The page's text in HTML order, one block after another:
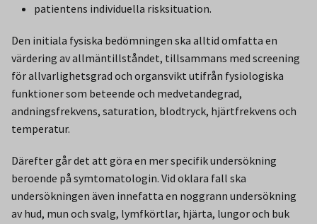
patientens individuella risksituation.
Den initiala fysiska bedömningen ska alltid omfatta en
värdering av allmäntillståndet, tillsammans med screening
för allvarlighetsgrad och organsvikt utifrån fysiologiska
funktioner som beteende och medvetandegrad,
andningsfrekvens, saturation, blodtryck, hjärtfrekvens och
temperatur.
Därefter går det att göra en mer specifik undersökning
beroende på symtomatologin. Vid oklara fall ska
undersökningen även innefatta en noggrann undersökning
av hud, mun och svalg, lymfkörtlar, hjärta, lungor och buk